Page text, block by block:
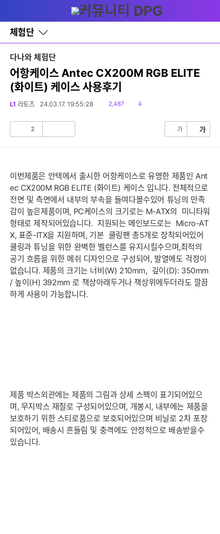
와
홈
체험단
바
로
가
기
레
이
어
창
토
다나와 체험단
어항케이스 Antec CX200M RGB ELITE
(화이트) 케이스 사용후기
L1 라토즈 24.03.17. 19:55:28
읽
2,487
댓
4
2 가 가
이번제품은 안텍에서 출시한 어항케이스로 유명한 제품인 Ant
ec CX200M RGB ELITE (화이트) 케이스 입니다. 전체적으로
전면 및 측면에서 내부의 부속을 들여다볼수있어 튜닝의 만족
감이 높은제품이며, PC케이스의 크기로는 M-ATX의 미니타워
형태로 제작되어있습니다. 지원되는 메인보드로는 Micro-AT
X, 표준-ITX을 지원하며, 기본 쿨링팬 총5개로 장착되어있어
쿨링과 튜닝을 위한 완벽한 벨런스를 유지시킬수으며,최적의
공기 흐름을 위한 메쉬 디자인으로 구성되어, 발열에도 걱정이
없습니다. 제품의 크기는 너비(W) 210mm, 깊이(D): 350mm
/ 높이(H) 392mm 로 책상아래두거나 책상위에두더라도 깔끔
하게 사용이 가능합니다.
제품 박스외관에는 제품의 그림과 상세 스펙이 표기되어있으
며, 무지박스 재질로 구성되어있으며, 개봉시, 내부에는 제품을
보호하기 위한 스티로품으로 보호되어있으며 비닐로 2차 포장
되어있어, 배송시 흔들림 및 충격에도 안정적으로 배송받을수
있습니다.